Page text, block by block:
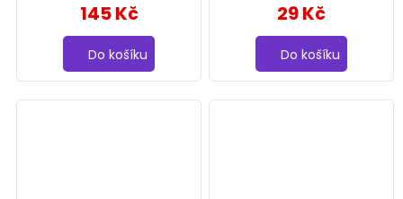
145 Kč
Do košíku
29 Kč
Do košíku